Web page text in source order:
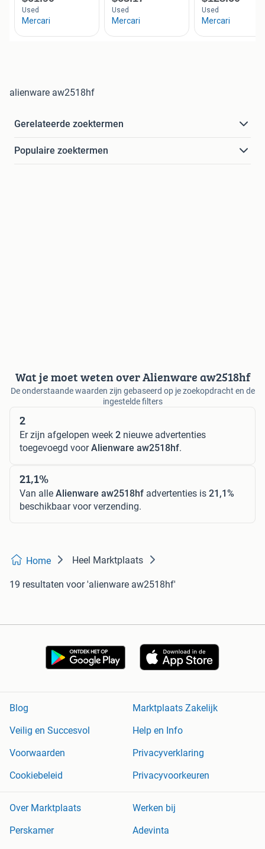
alienware aw2518hf
Gerelateerde zoektermen
Populaire zoektermen
Wat je moet weten over Alienware aw2518hf
De onderstaande waarden zijn gebaseerd op je zoekopdracht en de
ingestelde filters
2
Er zijn afgelopen week 2 nieuwe advertenties
toegevoegd voorAlienware aw2518hf.
21,1%
Van alle Alienware aw2518hf advertenties is 21,1%
beschikbaar voor verzending.
Home Heel Marktplaats
19 resultaten voor 'alienware aw2518hf'
Blog
Marktplaats Zakelijk
Veilig en Succesvol
Help en Info
Voorwaarden
Privacyverklaring
Cookiebeleid
Privacyvoorkeuren
Over Marktplaats
Werken bij
Perskamer
Adevinta